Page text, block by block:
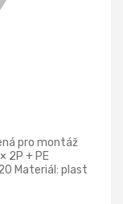
pro montáž
2P + PE
Materiál: plast